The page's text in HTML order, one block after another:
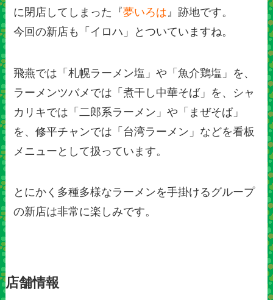
に閉店してしまった『夢いろは 』跡地です。
今回の新店も「イロハ」とついていますね。
飛燕では「札幌ラーメン塩」や「魚介鶏塩」を、
ラーメンツバメでは「煮干し中華そば」を、シャ
カリキでは「二郎系ラーメン」や「まぜそば」
を、修平チャンでは「台湾ラーメン」などを看板
メニューとして扱っています。
とにかく多種多様なラーメンを手掛けるグループ
の新店は非常に楽しみです。
店舗情報